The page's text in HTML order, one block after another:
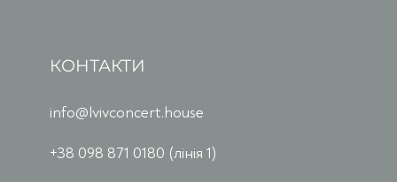
КОНТАКТИ
info@lvivconcert.house
+38 098 871 0180 (лінія 1)